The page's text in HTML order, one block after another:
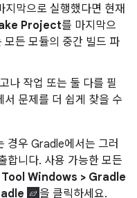
지막으로 실행했다면 현재
Project를 마지막으
모든 모듈의 중간 빌드 파
나 작업 또는 둘 다를 필
문제를 더 쉽게 찾을 수
경우 Gradle에서는 그러
합니다. 사용 가능한 모든
Windows > Gradle
을 클릭하세요.